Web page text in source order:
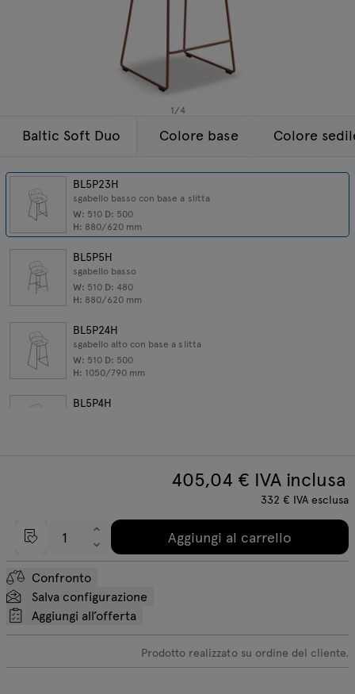
1/4
Baltic Soft Duo
BL5P23H
sgabello basso con base a slitta
W: 510 D: 500
H: 880/620 mm
BL5P5H
sgabello basso
W: 510 D: 480
H: 880/620 mm
BL5P24H
sgabello alto con base a slitta
W: 510 D: 500
H: 1050/790 mm
BL5P4H
Colore base Colore
405,04 € IVA inclusa
332 € IVA esclusa
Aggiungi al carrello
Confronto
Salva configurazione
Aggiungi all’offerta
Prodotto realizzato su ordine del cliente.